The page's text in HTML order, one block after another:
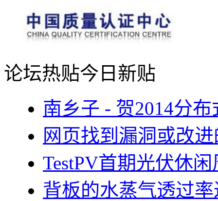
论坛热贴今日新贴
南乡子 - 贺2014分
网页找到漏洞或改
TestPV首期光伏休
背板的水蒸气透过